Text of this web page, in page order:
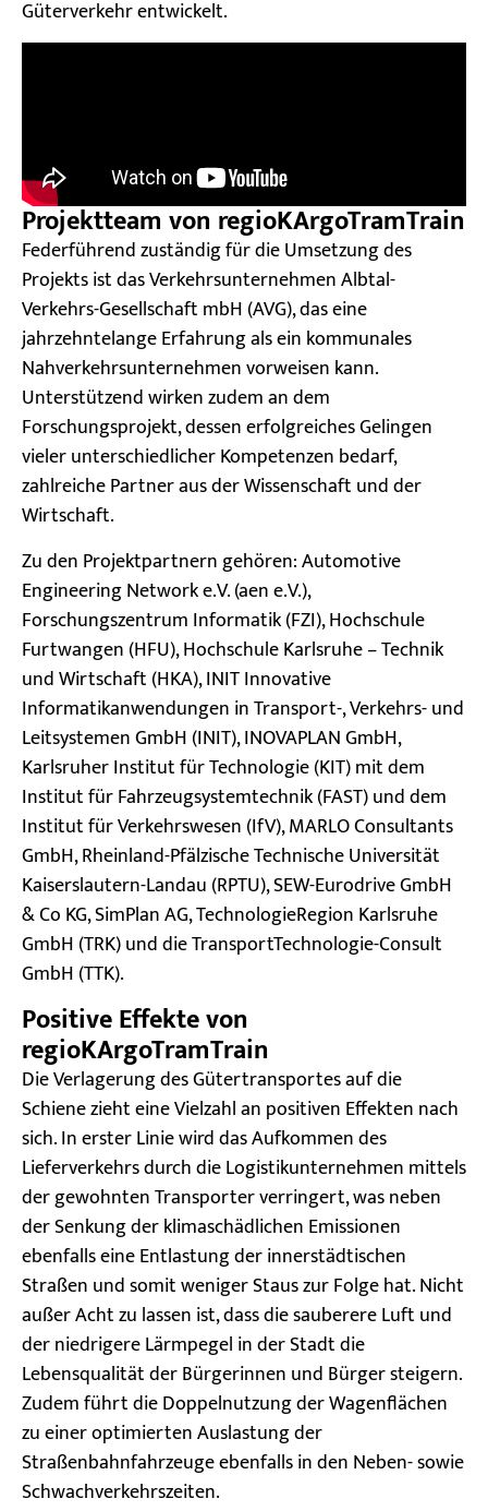
Güterverkehr entwickelt.
Projektteam von regioKArgoTramTrain
Federführend zuständig für die Umsetzung des
Projekts ist das Verkehrsunternehmen Albtal-
Verkehrs-Gesellschaft mbH (AVG), das eine
jahrzehntelange Erfahrung als ein kommunales
Nahverkehrsunternehmen vorweisen kann.
Unterstützend wirken zudem an dem
Forschungsprojekt, dessen erfolgreiches Gelingen
vieler unterschiedlicher Kompetenzen bedarf,
zahlreiche Partner aus der Wissenschaft und der
Wirtschaft.
Zu den Projektpartnern gehören: Automotive
Engineering Network e.V. (aen e.V.),
Forschungszentrum Informatik (FZI), Hochschule
Furtwangen (HFU), Hochschule Karlsruhe – Technik
und Wirtschaft (HKA), INIT Innovative
Informatikanwendungen in Transport-, Verkehrs- und
Leitsystemen GmbH (INIT), INOVAPLAN GmbH,
Karlsruher Institut für Technologie (KIT) mit dem
Institut für Fahrzeugsystemtechnik (FAST) und dem
Institut für Verkehrswesen (IfV), MARLO Consultants
GmbH, Rheinland-Pfälzische Technische Universität
Kaiserslautern-Landau (RPTU), SEW-Eurodrive GmbH
& Co KG, SimPlan AG, TechnologieRegion Karlsruhe
GmbH (TRK) und die TransportTechnologie-Consult
GmbH (TTK).
Positive Effekte von
regioKArgoTramTrain
Die Verlagerung des Gütertransportes auf die
Schiene zieht eine Vielzahl an positiven Effekten nach
sich. In erster Linie wird das Aufkommen des
Lieferverkehrs durch die Logistikunternehmen mittels
der gewohnten Transporter verringert, was neben
der Senkung der klimaschädlichen Emissionen
ebenfalls eine Entlastung der innerstädtischen
Straßen und somit weniger Staus zur Folge hat. Nicht
außer Acht zu lassen ist, dass die sauberere Luft und
der niedrigere Lärmpegel in der Stadt die
Lebensqualität der Bürgerinnen und Bürger steigern.
Zudem führt die Doppelnutzung der Wagenflächen
zu einer optimierten Auslastung der
Straßenbahnfahrzeuge ebenfalls in den Neben- sowie
Schwachverkehrszeiten.